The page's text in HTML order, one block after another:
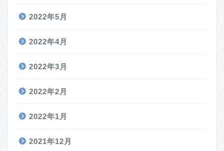
2022年5月
2022年4月
2022年3月
2022年2月
2022年1月
2021年12月